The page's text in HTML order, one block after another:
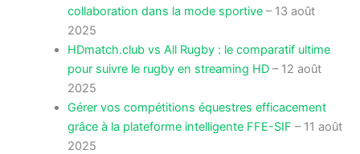
collaboration dans la mode sportive– 13 août
2025
HDmatch.club vs All Rugby : le comparatif ultime
pour suivre le rugby en streaming HD– 12 août
2025
Gérer vos compétitions équestres efficacement
grâce à la plateforme intelligente FFE-SIF – 11 août
2025